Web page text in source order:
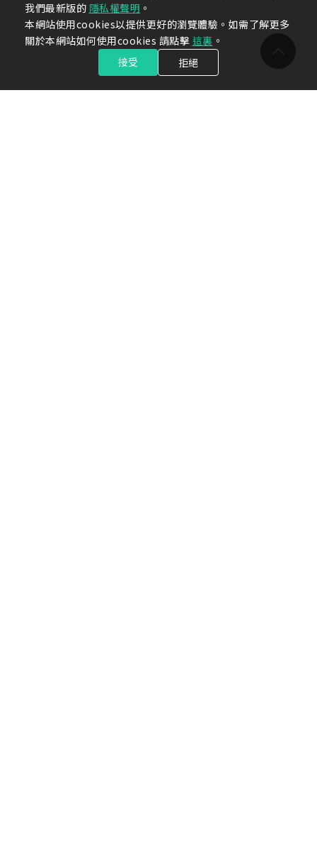
我們最新版的 隱私權聲明 。
本網站使用cookies以提供更好的瀏覽體驗。如需了解更多
關於本網站如何使用cookies 請點擊 這裏 。
接受
拒絕